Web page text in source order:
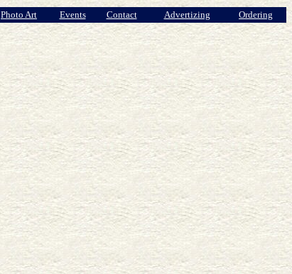
Photo Art Events Contact Advertizing Ordering